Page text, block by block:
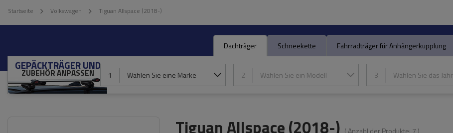
Startseite Volkswagen Tiguan Allspace (2018-)
Dachträger Schneekette Fahrradträger für Anhängerkupplung
GEPÄCKTRÄGER UND
ZUBEHÖR ANPASSEN 1 Wählen Sie eine Marke 2 Wählen Sie ein Modell 3 Wählen Sie das Jahr
Tiguan Allspace (2018-) ( Anzahl der Produkte: 7 )